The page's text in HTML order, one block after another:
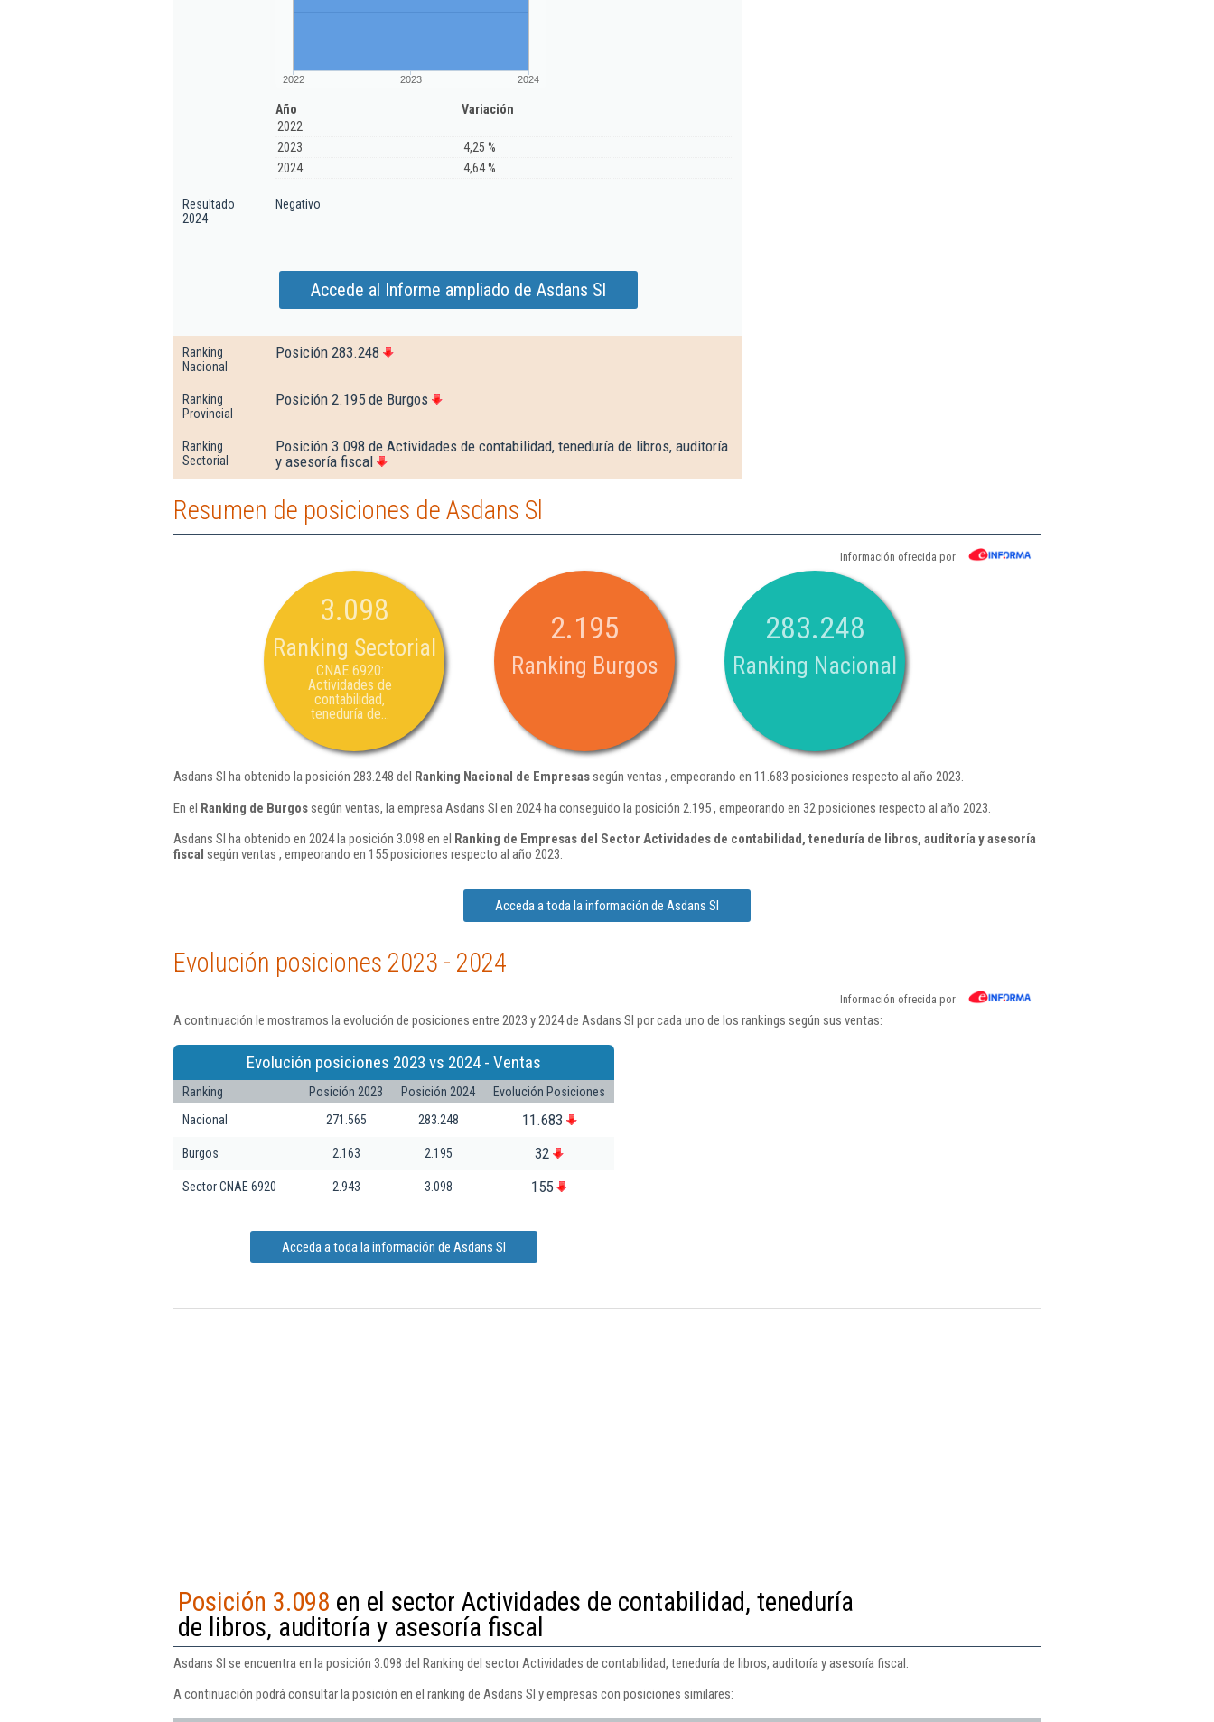
2022 2023 2024
Año
Variación
2022
2023
4,25 %
2024
4,64 %
Resultado
2024
Negativo
Accede al Informe ampliado de Asdans Sl
Ranking
Nacional
Posición 283.248
Ranking
Provincial
Posición 2.195 de Burgos
Ranking
Sectorial
Posición 3.098 de Actividades de contabilidad, teneduría de libros, auditoría
y asesoría fiscal
Resumen de posiciones de Asdans Sl
Información ofrecida por
3.098
Ranking Sectorial
CNAE 6920:
Actividades de
contabilidad,
teneduría de...
2.195
Ranking Burgos
283.248
Ranking Nacional
Asdans Sl ha obtenido la posición 283.248 del Ranking Nacional de Empresassegún ventas , empeorando en 11.683 posiciones respecto al año 2023.
En el Ranking de Burgossegún ventas, la empresa Asdans Sl en 2024 ha conseguido la posición 2.195 , empeorando en 32 posiciones respecto al año 2023.
Asdans Sl ha obtenido en 2024 la posición 3.098 en el Ranking de Empresas del Sector Actividades de contabilidad, teneduría de libros, auditoría y asesoría
fiscal según ventas , empeorando en 155 posiciones respecto al año 2023.
Acceda a toda la información de Asdans Sl
Evolución posiciones 2023 - 2024
Información ofrecida por
A continuación le mostramos la evolución de posiciones entre 2023 y 2024 de Asdans Sl por cada uno de los rankings según sus ventas:
Evolución posiciones 2023 vs 2024 - Ventas
Ranking Posición 2023 Posición 2024
Evolución Posiciones
Nacional
271.565 283.248 11.683
Burgos 2.163 2.195 32
Sector CNAE 6920 2.943 3.098 155
Acceda a toda la información de Asdans Sl
Posición 3.098 en el sector Actividades de contabilidad, teneduría
de libros, auditoría y asesoría fiscal
Asdans Sl se encuentra en la posición 3.098 del Ranking del sector Actividades de contabilidad, teneduría de libros, auditoría y asesoría fiscal.
A continuación podrá consultar la posición en el ranking de Asdans Sl y empresas con posiciones similares: